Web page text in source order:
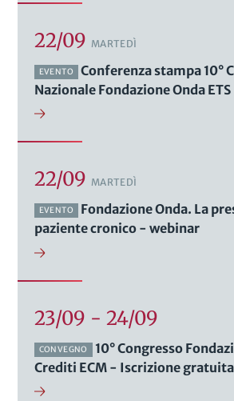
22/09 MARTEDÌ
EVENTO
Conferenza stampa 10°
Nazionale Fondazione Onda ETS
22/09 MARTEDÌ
EVENTO
Fondazione Onda. La
paziente cronico - webinar
23/09 - 24/09
CONVEGNO
10° Congresso
Crediti ECM - Iscrizione gratuita